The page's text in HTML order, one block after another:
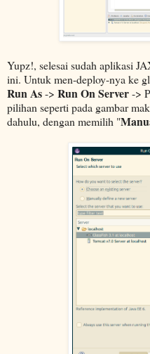
Yupz!, selesai sudah aplikasi
ini. Untuk men-deploy-nya ke
Run As-> Run On Server->
pilihan seperti pada gambar
dahulu, dengan memilih "